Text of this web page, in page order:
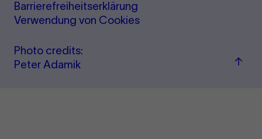
Barrierefreiheitserklärung
Verwendung von Cookies
Photo credits:
Peter Adamik
Jump